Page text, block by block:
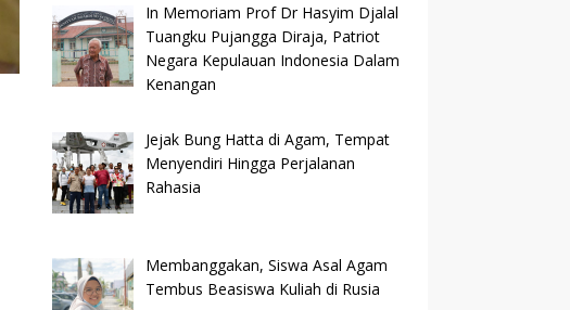
In Memoriam Prof Dr Hasyim Djalal
Tuangku Pujangga Diraja, Patriot
Negara Kepulauan Indonesia Dalam
Kenangan
Jejak Bung Hatta di Agam, Tempat
Menyendiri Hingga Perjalanan
Rahasia
Membanggakan, Siswa Asal Agam
Tembus Beasiswa Kuliah di Rusia